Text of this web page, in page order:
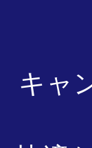
キャ